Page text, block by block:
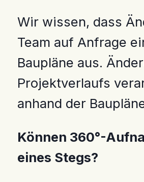
Wir wissen, dass
Team auf Anfrage
Baupläne aus.
Projektverlaufs
anhand der
Können 360°-
eines Stegs?